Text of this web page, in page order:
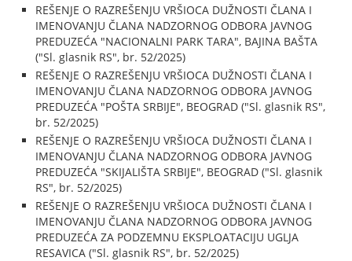
REŠENJE O RAZREŠENJU VRŠIOCA DUŽNOSTI ČLANA I
IMENOVANJU ČLANA NADZORNOG ODBORA JAVNOG
PREDUZEĆA "NACIONALNI PARK TARA", BAJINA BAŠTA
("Sl. glasnik RS", br. 52/2025)
REŠENJE O RAZREŠENJU VRŠIOCA DUŽNOSTI ČLANA I
IMENOVANJU ČLANA NADZORNOG ODBORA JAVNOG
PREDUZEĆA "POŠTA SRBIJE", BEOGRAD ("Sl. glasnik RS",
br. 52/2025)
REŠENJE O RAZREŠENJU VRŠIOCA DUŽNOSTI ČLANA I
IMENOVANJU ČLANA NADZORNOG ODBORA JAVNOG
PREDUZEĆA "SKIJALIŠTA SRBIJE", BEOGRAD ("Sl. glasnik
RS", br. 52/2025)
REŠENJE O RAZREŠENJU VRŠIOCA DUŽNOSTI ČLANA I
IMENOVANJU ČLANA NADZORNOG ODBORA JAVNOG
PREDUZEĆA ZA PODZEMNU EKSPLOATACIJU UGLJA
RESAVICA ("Sl. glasnik RS", br. 52/2025)